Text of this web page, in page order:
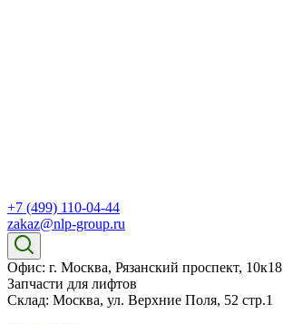
+7 (499) 110-04-44
zakaz@nlp-group.ru
Офис: г. Москва, Рязанский проспект, 10к18
Запчасти для лифтов
Склад: Москва, ул. Верхние Поля, 52 стр.1